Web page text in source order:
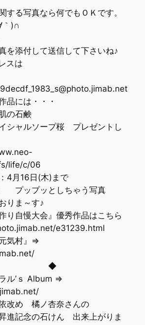
る写真なら何でもＯＫです。
)∩
を添付して送信して下さいね♪
スは
品には・・・
の石鹸
シャルソープ桜 プレゼントし
life/c/06
月16日(木)まで
プップッとしちゃう写真
りま～す♪
り自慢大会』優秀作品はこちら
e31239.html
気村』⇒
ル’ｓ Album ⇒
改め 橘ノ杏奈さんの
念の石けん 出来上がりま